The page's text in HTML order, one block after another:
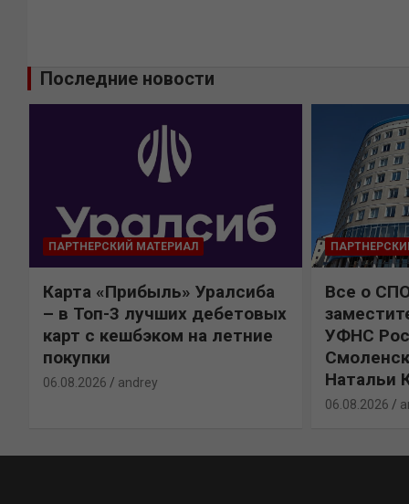
Последние новости
ПАРТНЕРСКИЙ МАТЕРИАЛ
Карта «Прибыль» Уралсиба
– в Топ-3 лучших дебетовых
карт с кешбэком на летние
покупки
06.08.2026 andrey
Все о
УФНС
Натальи
06.08.2026